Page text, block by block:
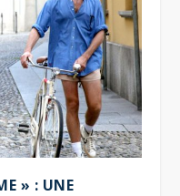
» : UNE